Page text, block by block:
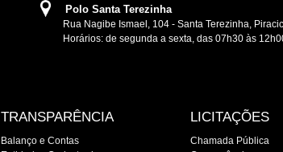
Polo Santa Terezinha
Rua Nagibe Ismael, 104 - Santa Terezinha,
Horários: de segunda a sexta, das 07h30 às
LICITAÇÕES
Chamada Pública
TRANSPARÊNCIA
Balanço e Contas